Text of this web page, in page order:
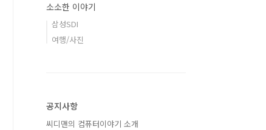
소소한 이야기
삼성SDI
여행/사진
공지사항
씨디맨의 컴퓨터이야기 소개